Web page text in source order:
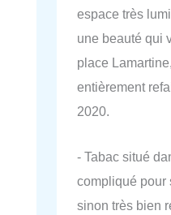
espace très
une beauté qui
place
entièrement
2020.
- Tabac situé
compliqué pour
sinon très bien